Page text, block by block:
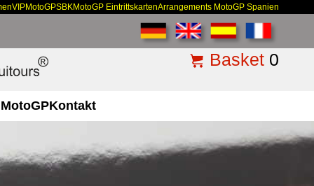
VIPMotoGPSBKMotoGP EintrittskartenArrangements MotoGP Spanien
Basket 0
Kontakt